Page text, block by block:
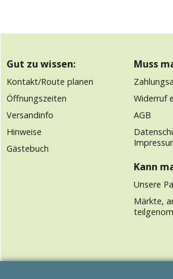
Gut zu wissen:
Kontakt/Route planen
Öffnungszeiten
Versandinfo
Hinweise
Gästebuch
Muss
Widerruf
AGB
Kann
Unsere
Märkte,